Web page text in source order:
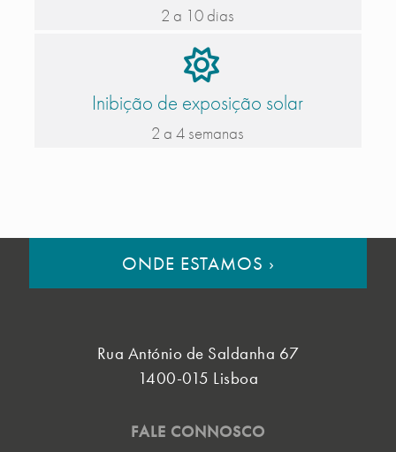
2 a 10 dias
Inibição de exposição solar
2 a 4 semanas
ONDE ESTAMOS ›
Rua António de Saldanha 67
1400-015 Lisboa
FALE CONNOSCO